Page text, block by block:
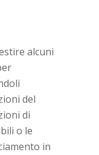
alcuni
del
di
o le
in